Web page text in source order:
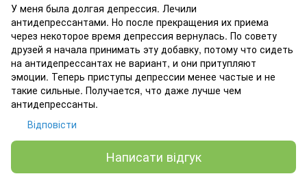
У меня была долгая депрессия. Лечили
антидепрессантами. Но после прекращения их приема
через некоторое время депрессия вернулась. По совету
друзей я начала принимать эту добавку, потому что сидеть
на антидепрессантах не вариант, и они притупляют
эмоции. Теперь приступы депрессии менее частые и не
такие сильные. Получается, что даже лучше чем
антидепрессанты.
Відповісти
Написати відгук